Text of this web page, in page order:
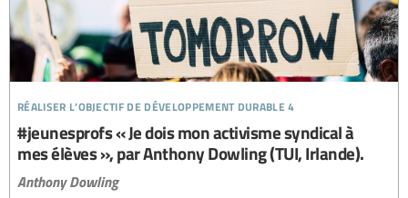
réaliser l’objectif de développement durable 4
#jeunesprofs « Je dois mon activisme syndical à
mes élèves », par Anthony Dowling (TUI, Irlande).
Anthony Dowling